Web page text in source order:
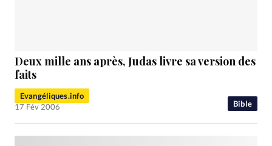
Société
Bible
Deux mille ans après, Judas livre sa version des
faits
Evangéliques.info
17 Fév 2006